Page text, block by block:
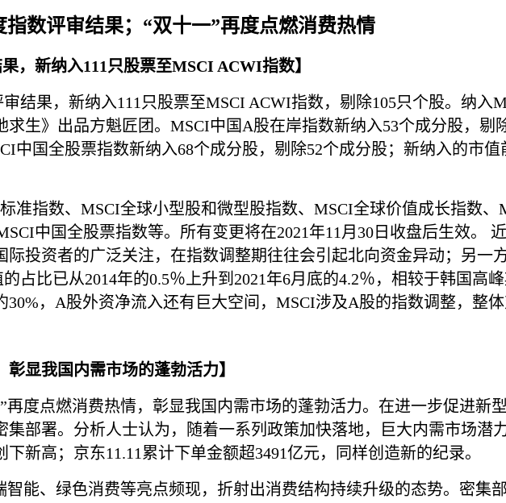
指数评审结果；“双十一”再度点燃消费热情
，新纳入111只股票至MSCI ACWI指数】
结果，新纳入111只股票至MSCI ACWI指数，剔除105只个股。纳入
求生》出品方魁匠团。MSCI中国A股在岸指数新纳入53个成分股，
中国全股票指数新纳入68个成分股，剔除52个成分股；新纳入的市
准指数、MSCI全球小型股和微型股指数、MSCI全球价值成长指数、
中国全股票指数等。所有变更将在2021年11月30日收盘后生效。
际投资者的广泛关注，在指数调整期往往会引起北向资金异动；另一
占比已从2014年的0.5％上升到2021年6月底的4.2％，相较于韩国高
，A股外资净流入还有巨大空间，MSCI涉及A股的指数调整，整体
彰显我国内需市场的蓬勃活力】
再度点燃消费热情，彰显我国内需市场的蓬勃活力。在进一步促进新
部署。分析人士认为，随着一系列政策加快落地，巨大内需市场潜
新高；京东11.11累计下单金额超3491亿元，同样创造新的纪录。
智能、绿色消费等亮点频现，折射出消费结构持续升级的态势。密集